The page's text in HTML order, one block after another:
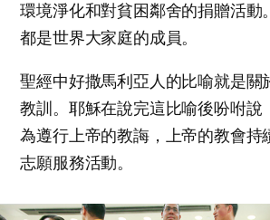
環境淨化和對貧困鄰舍的捐贈活動
都是世界大家庭的成員。
聖經中好撒馬利亞人的比喻就是關
教訓。耶穌在說完這比喻後吩咐說
為遵行上帝的教誨，上帝的教會持
志願服務活動。